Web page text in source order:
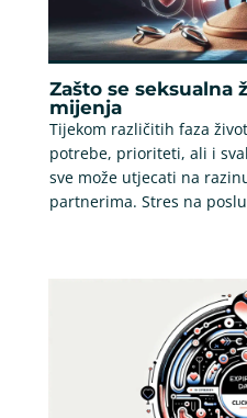
Zašto se seksualna
mijenja
Tijekom različitih faza
potrebe, prioriteti, ali i
sve može utjecati na
partnerima. Stres na